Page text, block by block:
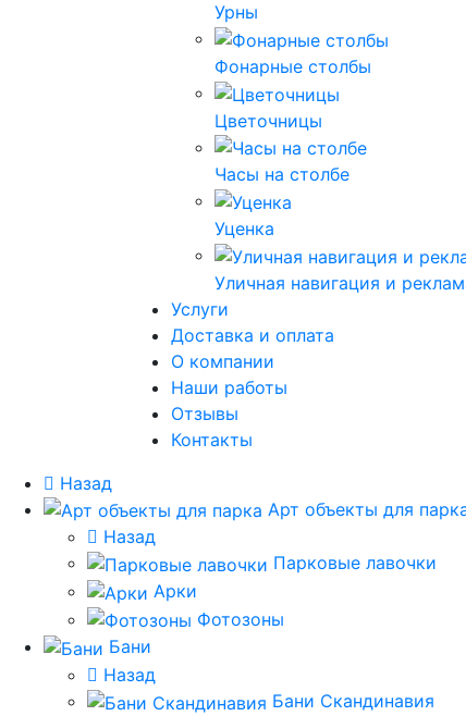
Урны
Фонарные столбы
Цветочницы
Часы на столбе
Уценка
Уличная навигация и
Услуги
Доставка и оплата
О компании
Наши работы
Отзывы
Контакты
Назад
Арт объекты для
Назад
Парковые лавочки
Арки
Фотозоны
Бани
Назад
Бани Скандинавия